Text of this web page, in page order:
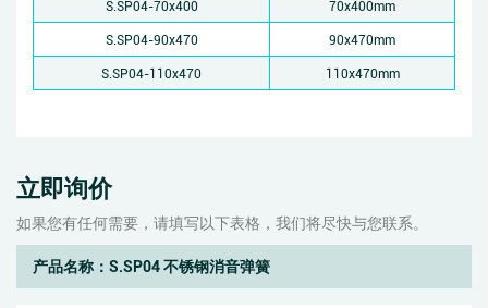
S.SP04-70x400
70x400mm
S.SP04-90x470
90x470mm
S.SP04-110x470
110x470mm
立即询价
如果您有任何需要，请填写以下表格，我们将尽快与您联系。